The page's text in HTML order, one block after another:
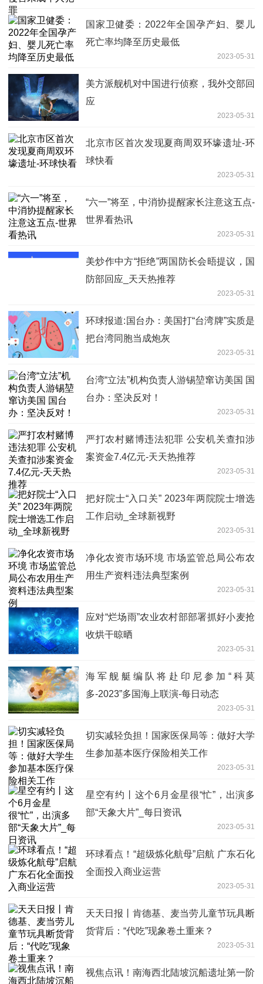
国家卫健委：2022年全国孕产妇、婴儿
死亡率均降至历史最低
2023-05-31
美方派舰机对中国进行侦察，我外交部回
应
2023-05-31
北京市区首次发现夏商周双环壕遗址-环
球快看
2023-05-31
“六一”将至，中消协提醒家长注意这五点-
世界看热讯
2023-05-31
美炒作中方“拒绝”两国防长会晤提议，国
防部回应_天天热推荐
2023-05-31
环球报道:国台办：美国打“台湾牌”实质是
把台湾同胞当成炮灰
2023-05-31
台湾“立法”机构负责人游锡堃窜访美国 国
台办：坚决反对！
2023-05-31
严打农村赌博违法犯罪 公安机关查扣涉
案资金7.4亿元-天天热推荐
2023-05-31
把好院士“入口关” 2023年两院院士增选
工作启动_全球新视野
2023-05-31
净化农资市场环境 市场监管总局公布农
用生产资料违法典型案例
2023-05-31
应对“烂场雨”农业农村部部署抓好小麦抢
收烘干晾晒
2023-05-31
海军舰艇编队将赴印尼参加“科莫
多-2023”多国海上联演-每日动态
2023-05-31
切实减轻负担！国家医保局等：做好大学
生参加基本医疗保险相关工作
2023-05-31
星空有约丨这个6月金星很“忙”，出演多
部“天象大片”_每日资讯
2023-05-31
环球看点！“超级炼化航母”启航 广东石化
全面投入商业运营
2023-05-31
天天日报丨肯德基、麦当劳儿童节玩具断
货背后：“代吃”现象卷土重来？
2023-05-31
视焦点讯！南海西北陆坡沉船遗址第一阶